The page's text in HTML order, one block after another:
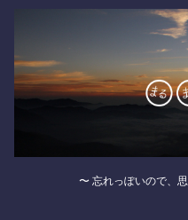
〜 忘れっぽいので、